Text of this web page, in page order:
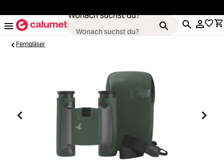
Wonach suchst du?
Loading... Objektive
Video & Drohnen
Ferngläser